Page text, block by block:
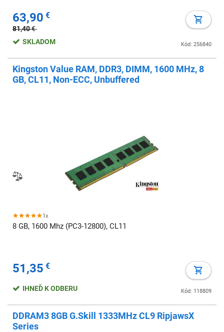
63,90 €
81,40€
Kód: 256840
SKLADOM
Kingston Value RAM, DDR3, DIMM, 1600 MHz, 8
GB, CL11, Non-ECC, Unbuffered
1x
8 GB, 1600 Mhz (PC3-12800), CL11
51,35 €
Kód: 118809
IHNEĎ K ODBERU
DDRAM3 8GB G.Skill 1333MHz CL9 RipjawsX
Series